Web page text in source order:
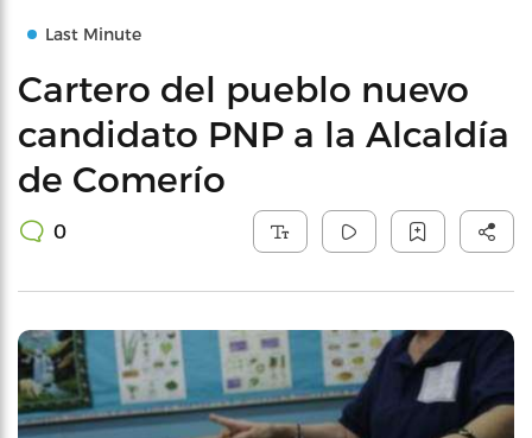
Last Minute
Cartero del pueblo nuevo
candidato PNP a la Alcaldía
de Comerío
0